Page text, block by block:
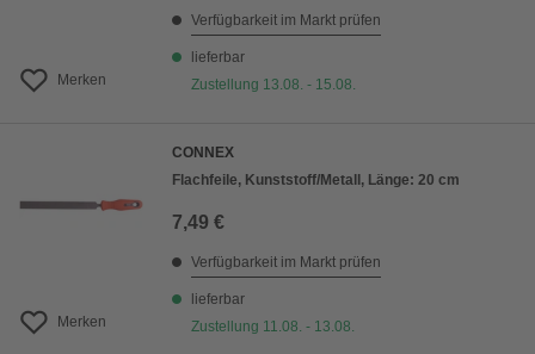
Merken
Verfügbarkeit im Markt prüfen
lieferbar
Zustellung 13.08. - 15.08.
Merken
CONNEX
Flachfeile, Kunststoff/Metall, Länge: 20 cm
7,49 €
Verfügbarkeit im Markt prüfen
lieferbar
Zustellung 11.08. - 13.08.